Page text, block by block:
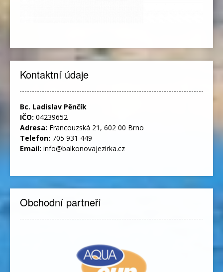
Kontaktní údaje
Bc. Ladislav Pěnčík
IČO: 04239652
Adresa: Francouzská 21, 602 00 Brno
Telefon: 705 931 449
Email: info@balkonovajezirka.cz
Obchodní partneři